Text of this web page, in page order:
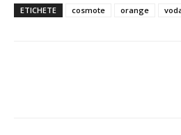
ETICHETE cosmote orange